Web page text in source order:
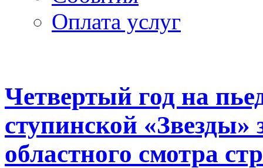
Оплата услуг
Четвертый год на
ступинской «Звезды»
областного смотра